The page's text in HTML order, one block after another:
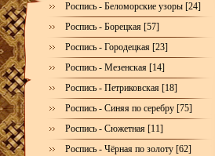
Роспись - Беломорские узоры [24]
Роспись - Борецкая [57]
Роспись - Городецкая [23]
Роспись - Мезенская [14]
Роспись - Петриковская [18]
Роспись - Синяя по серебру [75]
Роспись - Сюжетная [11]
Роспись - Чёрная по золоту [62]